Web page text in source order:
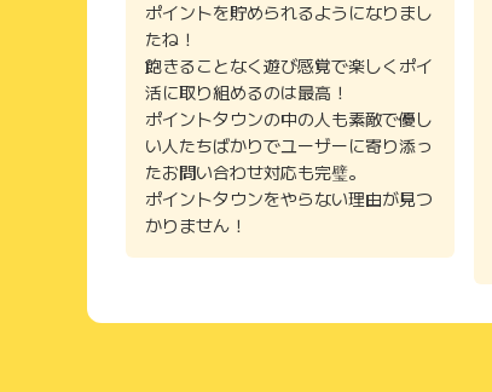
ポイントを貯められるようになりまし
たね！
飽きることなく遊び感覚で楽しくポイ
活に取り組めるのは最高！
ポイントタウンの中の人も素敵で優し
い人たちばかりでユーザーに寄り添っ
たお問い合わせ対応も完璧。
ポイントタウンをやらない理由が見つ
かりません！